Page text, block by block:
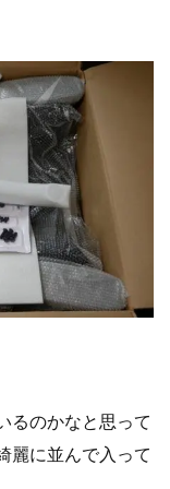
るのかなと思って
麗に並んで入って